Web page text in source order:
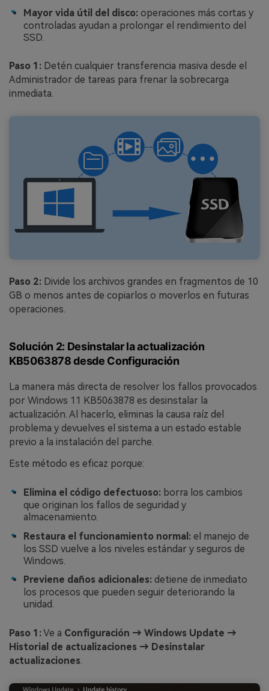
Mayor vida útil del disco: operaciones más cortas y
controladas ayudan a prolongar el rendimiento del
SSD.
Paso 1: Detén cualquier transferencia masiva desde el
Administrador de tareas para frenar la sobrecarga
inmediata.
Paso 2: Divide los archivos grandes en fragmentos de 10
GB o menos antes de copiarlos o moverlos en futuras
operaciones.
Solución 2: Desinstalar la actualización
KB5063878 desde Configuración
La manera más directa de resolver los fallos provocados
por Windows 11 KB5063878 es desinstalar la
actualización. Al hacerlo, eliminas la causa raíz del
problema y devuelves el sistema a un estado estable
previo a la instalación del parche.
Este método es eficaz porque:
Elimina el código defectuoso: borra los cambios
que originan los fallos de seguridad y
almacenamiento.
Restaura el funcionamiento normal: el manejo de
los SSD vuelve a los niveles estándar y seguros de
Windows.
Previene daños adicionales: detiene de inmediato
los procesos que pueden seguir deteriorando la
unidad.
Paso 1:Ve a Configuración → Windows Update →
Historial de actualizaciones → Desinstalar
actualizaciones.